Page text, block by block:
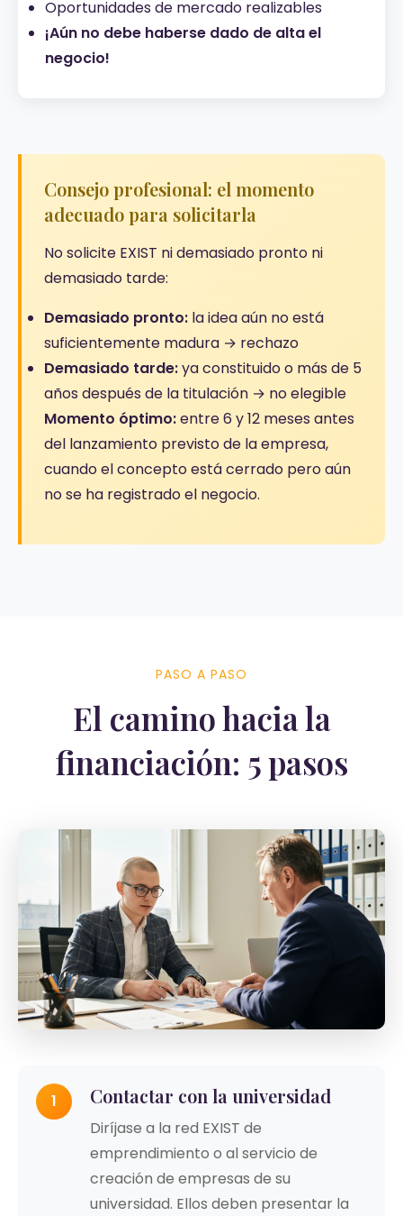
Oportunidades de mercado realizables
¡Aún no debe haberse dado de alta el
negocio!
Consejo profesional: el momento
adecuado para solicitarla
No solicite EXIST ni demasiado pronto ni
demasiado tarde:
Demasiado pronto: la idea aún no está
suficientemente madura → rechazo
Demasiado tarde:ya constituido o más de 5
años después de la titulación → no elegible
Momento óptimo:entre 6 y 12 meses antes
del lanzamiento previsto de la empresa,
cuando el concepto está cerrado pero aún
no se ha registrado el negocio.
PASO A PASO
El camino hacia la
financiación: 5 pasos
1 Contactar con la universidad
Diríjase a la red EXIST de
emprendimiento o al servicio de
creación de empresas de su
universidad. Ellos deben presentar la